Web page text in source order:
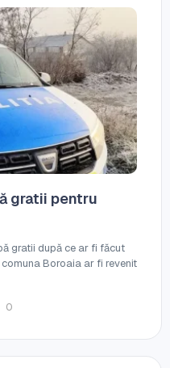
gratii pentru
gratii după ce ar fi făcut
Boroaia ar fi revenit
0